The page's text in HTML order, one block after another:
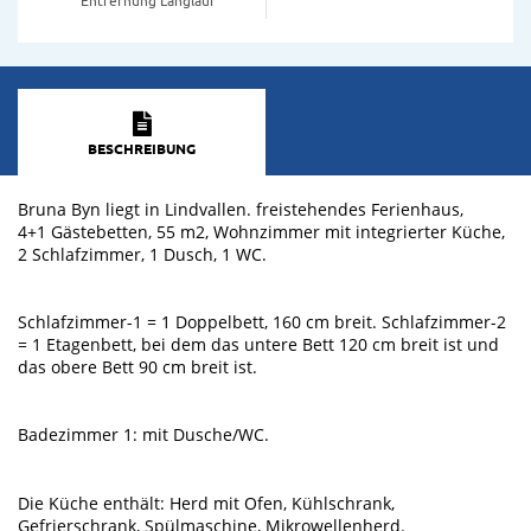
BESCHREIBUNG
Bruna Byn liegt in Lindvallen. freistehendes Ferienhaus,
4+1 Gästebetten, 55 m2, Wohnzimmer mit integrierter Küche,
2 Schlafzimmer, 1 Dusch, 1 WC.
Schlafzimmer-1 = 1 Doppelbett, 160 cm breit. Schlafzimmer-2
= 1 Etagenbett, bei dem das untere Bett 120 cm breit ist und
das obere Bett 90 cm breit ist.
Badezimmer 1: mit Dusche/WC.
Die Küche enthält: Herd mit Ofen, Kühlschrank,
Gefrierschrank, Spülmaschine, Mikrowellenherd.